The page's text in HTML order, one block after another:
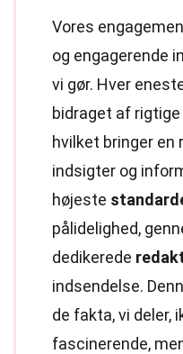
Vores
og engagerende
vi gør. Hver
bidraget af
hvilket bringer en
indsigter og
højeste
pålidelighed,
dedikerede
indsendelse.
de fakta, vi deler,
fascinerende,